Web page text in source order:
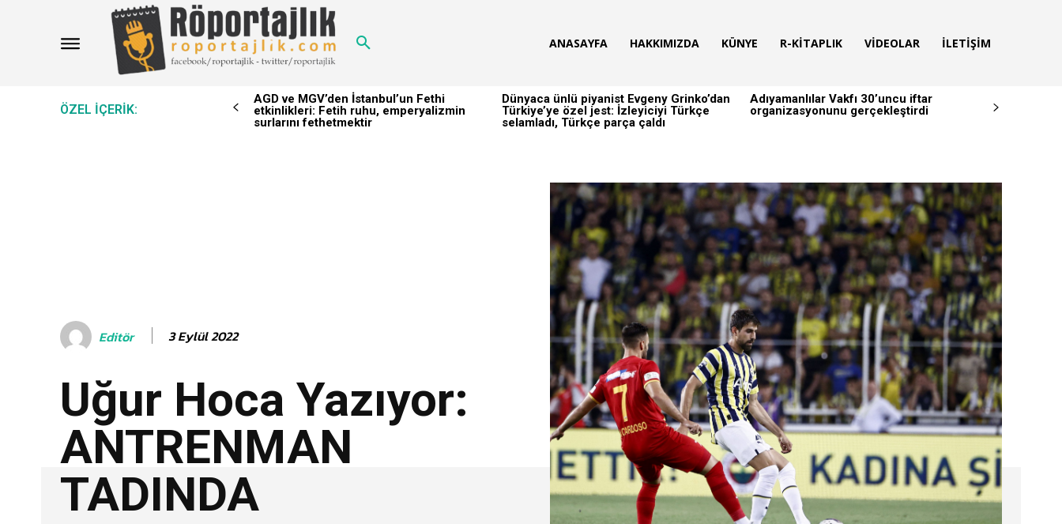
ANASAYFA HAKKIMIZDA KÜNYE R-KITAPLIK VIDEOLAR İLETIŞIM
ÖZEL IÇERIK:
AGD ve MGV’den İstanbul’un Fethi
etkinlikleri: Fetih ruhu, emperyalizmin
surlarını fethetmektir
Dünyaca ünlü piyanist Evgeny Grinko’dan
Türkiye’ye özel jest: İzleyiciyi Türkçe
selamladı, Türkçe parça çaldı
Adıyamanlılar Vakfı 30’uncu iftar
organizasyonunu gerçekleştirdi
Editör 3 Eylül 2022
Uğur Hoca Yazıyor:
ANTRENMAN
TADINDA